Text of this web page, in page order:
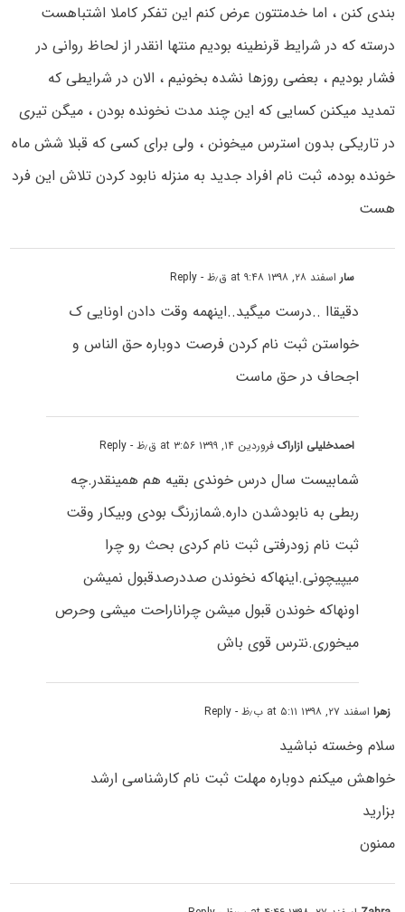
بندی کنن ، اما خدمتتون عرض کنم این تفکر کاملا اشتباهست
درسته که در شرایط قرنطینه بودیم منتها انقدر از لحاظ روانی در
فشار بودیم ، بعضی روزها نشده بخونیم ، الان در شرایطی که
تمدید میکنن کسایی که این چند مدت نخونده بودن ، میگن تیری
در تاریکی بدون استرس میخونن ، ولی برای کسی که قبلا شش ماه
خونده بوده، ثبت نام افراد جدید به منزله نابود کردن تلاش این فرد
هست
سار اسفند ۲۸, ۱۳۹۸ at ۹:۴۸ ق٫ظ - Reply
دقیقاا ..درست میگید..اینهمه وقت دادن اونایی ک
خواستن ثبت نام کردن فرصت دوباره حق الناس و
اجحاف در حق ماست
احمدخلیلی ازاراکفروردین ۱۴, ۱۳۹۹ at ۳:۵۶ ق٫ظ - Reply
شمابیست سال درس خوندی بقیه هم همینقدر.چه
ربطی به نابودشدن داره.شمازرنگ بودی وبیکار وقت
ثبت نام زودرفتی ثبت نام کردی بحث رو چرا
میپیچونی.اینهاکه نخوندن صددرصدقبول نمیشن
اونهاکه خوندن قبول میشن چراناراحت میشی وحرص
میخوری.نترس قوی باش
زهرااسفند ۲۷, ۱۳۹۸ at ۵:۱۱ ب٫ظ - Reply
سلام وخسته نباشید
خواهش میکنم دوباره مهلت ثبت نام کارشناسی ارشد
بزارید
ممنون